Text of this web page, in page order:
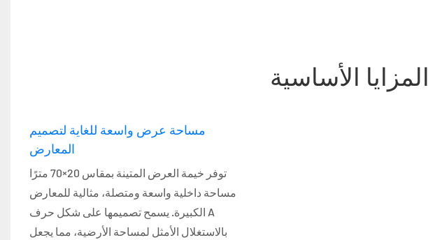
المزايا الأساسية
مساحة عرض واسعة للغاية لتصميم
المعارض
توفر خيمة العرض المتينة بمقاس 20×70 مترًا
مساحة داخلية واسعة ومتصلة، مثالية للمعارض
الكبيرة. يسمح تصميمها على شكل حرف A
بالاستغلال الأمثل لمساحة الأرضية، مما يجعل